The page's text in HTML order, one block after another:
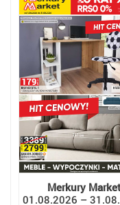
Merkury Market
01.08.2026 –